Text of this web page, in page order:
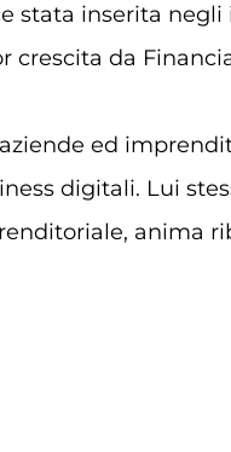
stata inserita
crescita da
ed
digitali. Lui
anima